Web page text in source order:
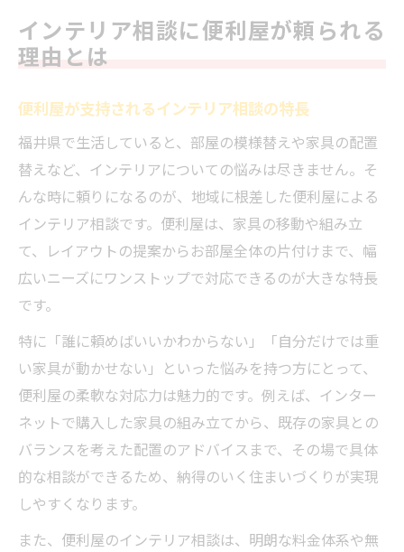
インテリア相談に便利屋が頼られる
理由とは
便利屋が支持されるインテリア相談の特長
福井県で生活していると、部屋の模様替えや家具の配置
替えなど、インテリアについての悩みは尽きません。そ
んな時に頼りになるのが、地域に根差した便利屋による
インテリア相談です。便利屋は、家具の移動や組み立
て、レイアウトの提案からお部屋全体の片付けまで、幅
広いニーズにワンストップで対応できるのが大きな特長
です。
特に「誰に頼めばいいかわからない」「自分だけでは重
い家具が動かせない」といった悩みを持つ方にとって、
便利屋の柔軟な対応力は魅力的です。例えば、インター
ネットで購入した家具の組み立てから、既存の家具との
バランスを考えた配置のアドバイスまで、その場で具体
的な相談ができるため、納得のいく住まいづくりが実現
しやすくなります。
また、便利屋のインテリア相談は、明朗な料金体系や無